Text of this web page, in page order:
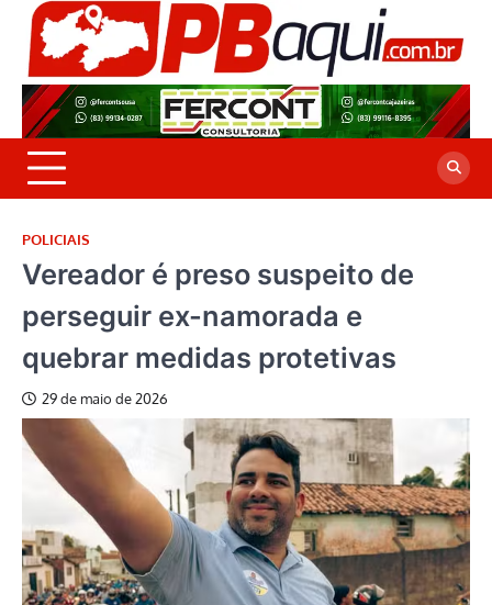
Skip
content
POLICIAIS
Vereador é preso suspeito de
perseguir ex-namorada e
quebrar medidas protetivas
29 de maio de 2026